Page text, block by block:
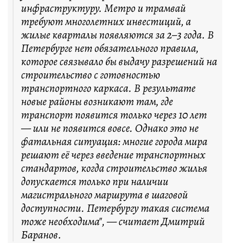
инфраструктуру. Метро и трамвай
требуют многолетних инвестиций, а
жилые кварталы появляются за 2–3 года. В
Петербурге нет обязательного правила,
которое связывало бы выдачу разрешений на
строительство с готовностью
транспортного каркаса. В результате
новые районы возникают там, где
транспорт появится только через 10 лет
— или не появится вовсе. Однако это не
фатальная ситуация: многие города мира
решают её через введение транспортных
стандартов, когда строительство жилья
допускается только при наличии
магистрального маршрута в шаговой
доступности. Петербургу такая система
тоже необходима", — считает Дмитрий
Баранов.